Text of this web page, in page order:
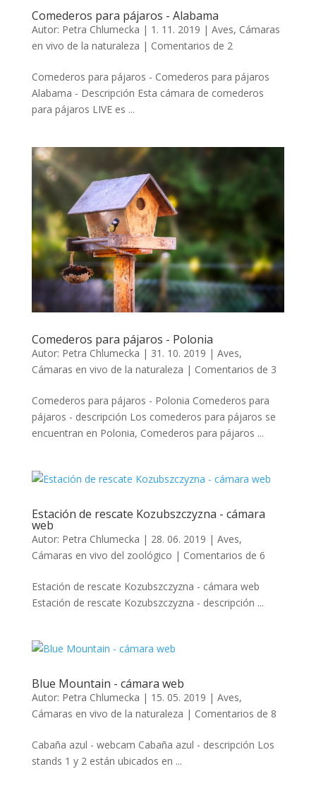
Comederos para pájaros - Alabama
Autor: Petra Chlumecka | 1. 11. 2019 | Aves, Cámaras
en vivo de la naturaleza | Comentarios de 2
Comederos para pájaros - Comederos para pájaros
Alabama - Descripción Esta cámara de comederos
para pájaros LIVE es ...
Comederos para pájaros - Polonia
Autor: Petra Chlumecka | 31. 10. 2019 | Aves,
Cámaras en vivo de la naturaleza | Comentarios de 3
Comederos para pájaros - Polonia Comederos para
pájaros - descripción Los comederos para pájaros se
encuentran en Polonia, Comederos para pájaros ...
Estación de rescate Kozubszczyzna - cámara
web
Autor: Petra Chlumecka | 28. 06. 2019 | Aves,
Cámaras en vivo del zoológico | Comentarios de 6
Estación de rescate Kozubszczyzna - cámara web
Estación de rescate Kozubszczyzna - descripción ...
Blue Mountain - cámara web
Autor: Petra Chlumecka | 15. 05. 2019 | Aves,
Cámaras en vivo de la naturaleza | Comentarios de 8
Cabaña azul - webcam Cabaña azul - descripción Los
stands 1 y 2 están ubicados en ...